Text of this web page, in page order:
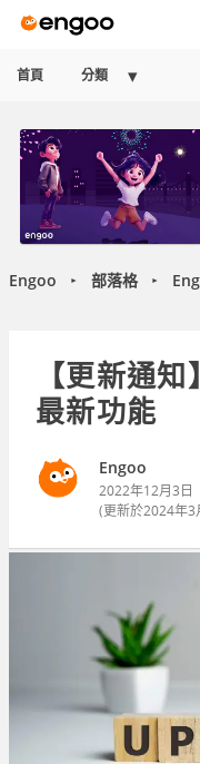
首頁 分類
Expand
menu
Engoo ► 部落格 ►
【更新通
最新功能
Engoo
2022年12月3日
(更新於2024年3